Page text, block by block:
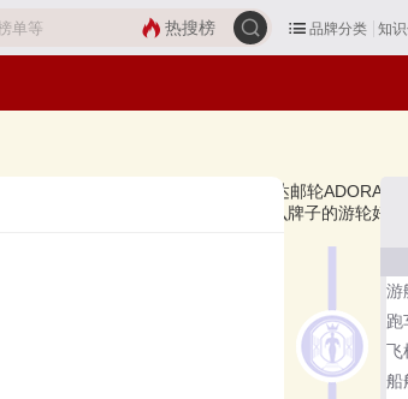
品牌分类 知
热搜榜
、Carnival嘉年华邮轮、爱达邮轮ADORA
分先后，仅供借鉴参考，想知道什么牌子的游轮好
游
跑
飞
船